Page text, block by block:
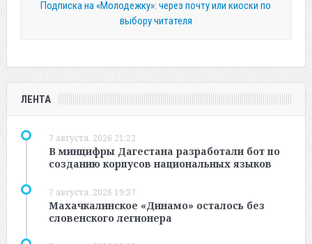
Подписка на «Молодежку»: через почту или киоски по
выбору читателя
ЛЕНТА
7 августа, 2026 21:22
В минцифры Дагестана разработали бот по
созданию корпусов национальных языков
7 августа, 2026 19:37
Махачкалинское «Динамо» осталось без
словенского легионера